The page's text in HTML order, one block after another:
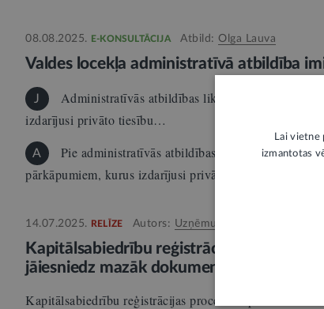
08.08.2025. E-KONSULTĀCIJA Atbild: Olga Lauva
Valdes locekļa administratīvā atbildība
J
Administratīvās atbildības likuma 8. panta otrajā
izdarījusi privāto tiesību…
A
Pie administratīvās atbildības ir saucama
pārkāpumiem, kurus izdarījusi privāto tiesību juridiskā
14.07.2025. RELĪZE Autors: Uzņēmumu reģistrs
Kapitālsabiedrību reģistrācija kļūst
jāiesniedz mazāk dokumentu
Kapitālsabiedrību reģistrācijas process turpmāk būs
Lai vietne
izmantotas